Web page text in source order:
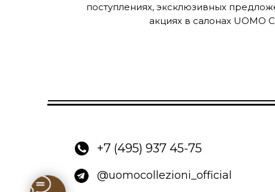
поступлениях, эксклюзивных
акциях в салонах UOMO
@uomocollezioni_official
+7 (495) 937 45-75